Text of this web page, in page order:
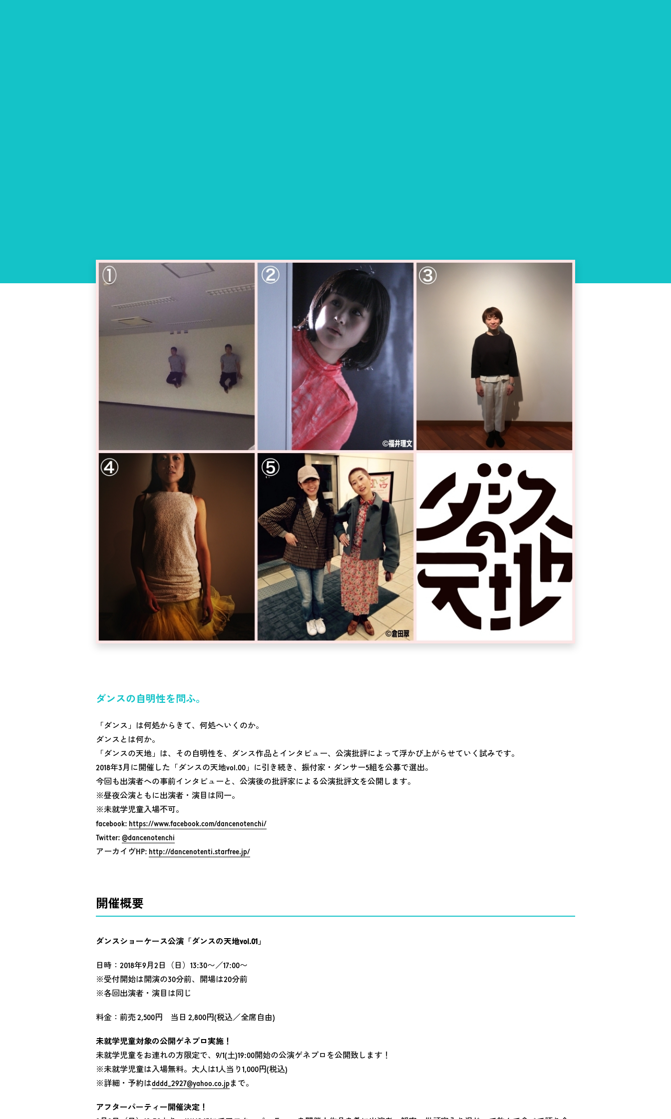
ダンスの自明性を問ふ。
「ダンス」は何処からきて、何処へいくのか。
ダンスとは何か。
「ダンスの天地」は、その自明性を、ダンス作品とインタビュー、公演批評によって浮かび上がらせていく試みです。
2018年3月に開催した「ダンスの天地vol.00」に引き続き、振付家・ダンサー5組を公募で選出。
今回も出演者への事前インタビューと、公演後の批評家による公演批評文を公開します。
※昼夜公演ともに出演者・演目は同一。
※未就学児童入場不可。
facebook: https://www.facebook.com/dancenotenchi/
Twitter: @dancenotenchi
アーカイヴHP: http://dancenotenti.starfree.jp/
開催概要
ダンスショーケース公演「ダンスの天地vol.01」
日時：2018年9月2日（日）13:30〜／17:00〜
※受付開始は開演の30分前、開場は20分前
※各回出演者・演目は同じ
料金：前売 2,500円 当日 2,800円(税込／全席自由)
未就学児童対象の公開ゲネプロ実施！
未就学児童をお連れの方限定で、9/1(土)19:00開始の公演ゲネプロを公開致します！
※未就学児童は入場無料。大人は1人当り1,000円(税込)
※詳細・予約はdddd_2927@yahoo.co.jpまで。
アフターパーティー開催決定！